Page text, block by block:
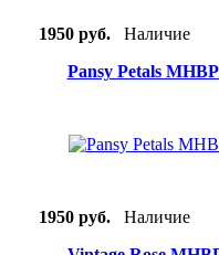
1950 руб. Наличие
Pansy Petals
1950 руб. Наличие